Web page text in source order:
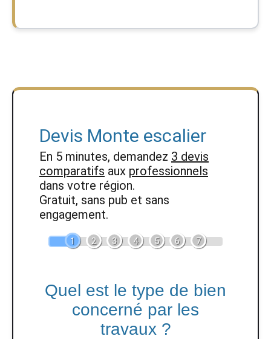
Devis Monte escalier
En 5 minutes, demandez 3 devis
comparatifs aux professionnels
dans votre région.
Gratuit, sans pub et sans
engagement.
1 2 3 4 5 6 7
Quel est le type de bien
concerné par les
travaux ?